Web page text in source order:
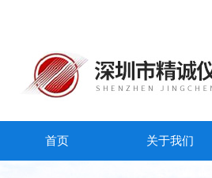
首页 关于我们